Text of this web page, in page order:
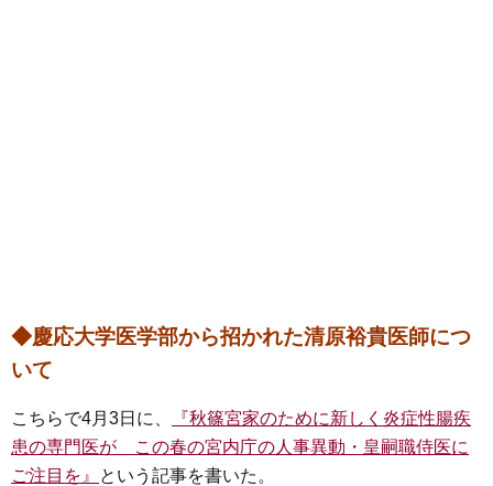
◆慶応大学医学部から招かれた清原裕貴医師につ
いて
こちらで4月3日に、
『秋篠宮家のために新しく炎症性腸疾
患の専門医が この春の宮内庁の人事異動・皇嗣職侍医に
ご注目を』
という記事を書いた。